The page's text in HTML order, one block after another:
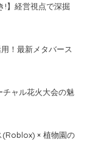
!】経営視点で深掘
！最新メタバース
ャル花火大会の魅
(Roblox) × 植物園の